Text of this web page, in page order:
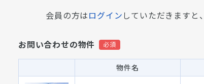
会員の方はログイン していただきますと、
お問い合わせの物件
物件名